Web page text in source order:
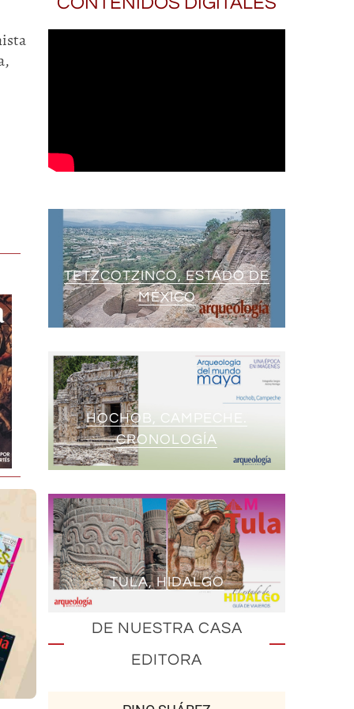
TETZCOTZINCO, ESTADO DE
MÉXICO
HOCHOB, CAMPECHE.
CRONOLOGÍA
TULA, HIDALGO
DE NUESTRA CASA
EDITORA